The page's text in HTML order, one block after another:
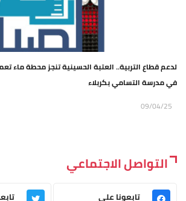
لدعم قطاع التربية.. العتبة الحسينية تنجز محطة ماء
في مدرسة التسامي بكربلاء
09/04/25
التواصل الاجتماعي
تابعونا على